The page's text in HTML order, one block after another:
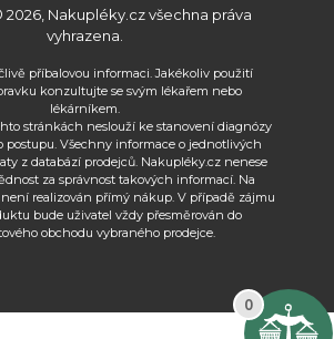
Nakupléky.cz všechna práva
vyhrazena.
příbalovou informaci. Jakékoliv použití
konzultujte se svým lékařem nebo
lékárníkem.
stránkách neslouží ke stanovení diagnózy
postupu. Všechny informace o jednotlivých
z databází prodejců. Nakupléky.cz nenese
za správnost takových informací. Na
realizován přímý nákup. V případě zájmu
bude uživatel vždy přesměrován do
obchodu vybraného prodejce.
0